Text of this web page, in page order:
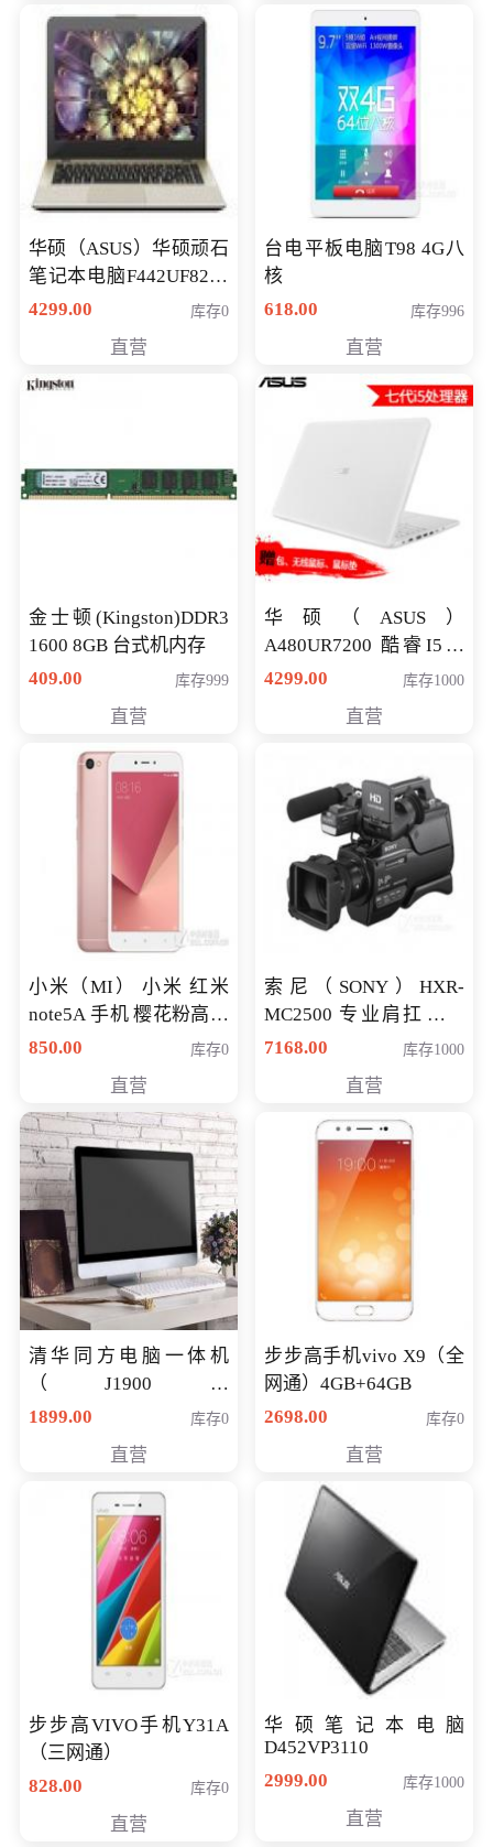
华硕（ASUS）华硕顽石
笔记本电脑F442UF8250
八代独显轻薄办公商务
4299.00 库存0
直营
台电平板电脑T98 4G八
核
618.00
库存996
直营
金士顿(Kingston)DDR3
1600 8GB 台式机内存
409.00
库存999
直营
华硕（ASUS）
A480UR7200 酷睿I5超
薄学生办公游戏独显笔
NV930-2G独
4299.00 库存1000
直营
小米（MI） 小米 红米
note5A 手机 樱花粉高配
版 全网通(3G+32G)
850.00 库存0
直营
索尼（SONY）HXR-
MC2500 专业肩扛式存
储卡全高清摄录一体机
清入门级摄像机
7168.00 库存1000
直营
清华同方电脑一体机
（J1900四
核/4G/120G0.8CM厚度
1899.00 库存0
直营
步步高手机vivo X9（全
网通）4GB+64GB
2698.00
库存0
直营
步步高VIVO手机Y31A
（三网通）
828.00
库存0
直营
华硕笔记本电脑
D452VP3110
2999.00
库存1000
直营